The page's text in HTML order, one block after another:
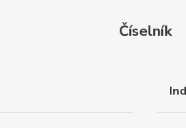
Číselník